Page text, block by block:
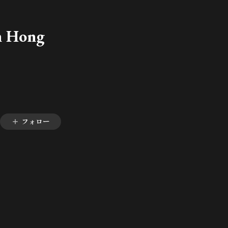
Hong
フォロー